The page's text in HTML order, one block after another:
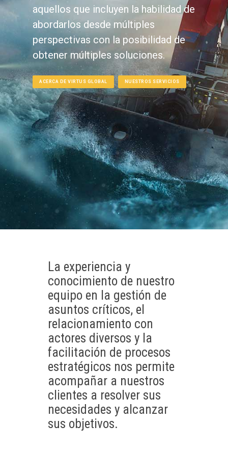
aquellos que incluyen la habilidad de
abordarlos desde múltiples
perspectivas con la posibilidad de
obtener múltiples soluciones.
ACERCA DE VIRTUS GLOBAL NUESTROS SERVICIOS
La experiencia y
conocimiento de nuestro
equipo en la gestión de
asuntos críticos, el
relacionamiento con
actores diversos y la
facilitación de procesos
estratégicos nos permite
acompañar a nuestros
clientes a resolver sus
necesidades y alcanzar
sus objetivos.